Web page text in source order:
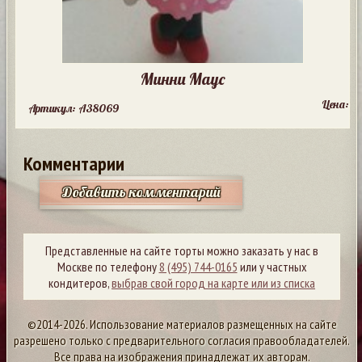
Минни Маус
Артикул: A38069 Цена:
Комментарии
Добавить комментарий
Представленные на сайте торты можно заказать у нас в
Москве по телефону8 (495) 744-0165 или у частных
кондитеров,выбрав свой город на карте или из списка
©2014-2026. Использование материалов размещенных на сайте
разрешено только с предварительного согласия правообладателей.
Все права на изображения принадлежат их авторам.